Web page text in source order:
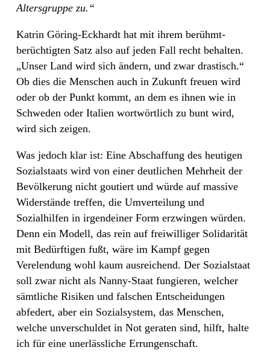
Altersgruppe zu.“
Katrin Göring-Eckhardt hat mit ihrem berühmt-
berüchtigten Satz also auf jeden Fall recht behalten.
„Unser Land wird sich ändern, und zwar drastisch.“
Ob dies die Menschen auch in Zukunft freuen wird
oder ob der Punkt kommt, an dem es ihnen wie in
Schweden oder Italien wortwörtlich zu bunt wird,
wird sich zeigen.
Was jedoch klar ist: Eine Abschaffung des heutigen
Sozialstaats wird von einer deutlichen Mehrheit der
Bevölkerung nicht goutiert und würde auf massive
Widerstände treffen, die Umverteilung und
Sozialhilfen in irgendeiner Form erzwingen würden.
Denn ein Modell, das rein auf freiwilliger Solidarität
mit Bedürftigen fußt, wäre im Kampf gegen
Verelendung wohl kaum ausreichend. Der Sozialstaat
soll zwar nicht als Nanny-Staat fungieren, welcher
sämtliche Risiken und falschen Entscheidungen
abfedert, aber ein Sozialsystem, das Menschen,
welche unverschuldet in Not geraten sind, hilft, halte
ich für eine unerlässliche Errungenschaft.